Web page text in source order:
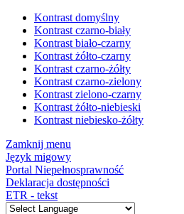
Kontrast domyślny
Kontrast czarno-biały
Kontrast biało-czarny
Kontrast żółto-czarny
Kontrast czarno-żółty
Kontrast czarno-zielony
Kontrast zielono-czarny
Kontrast żółto-niebieski
Kontrast niebiesko-żółty
Zamknij menu
Język migowy
Portal Niepełnosprawność
Deklaracja dostępności
ETR - tekst